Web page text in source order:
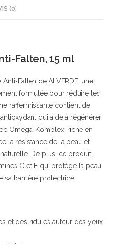
(0)
Falten, 15 ml
Falten de ALVERDE, une
formulée pour réduire les
raffermissante contient de
antioxydant qui aide à régénérer
Omega-Komplex, riche en
la résistance de la peau et
De plus, ce produit
C et E qui protège la peau
sa barrière protectrice.
et des ridules autour des yeux